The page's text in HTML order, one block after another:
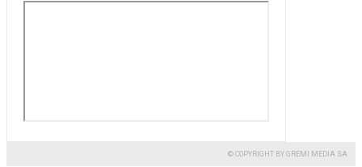
© COPYRIGHT BY GREMI MEDIA SA